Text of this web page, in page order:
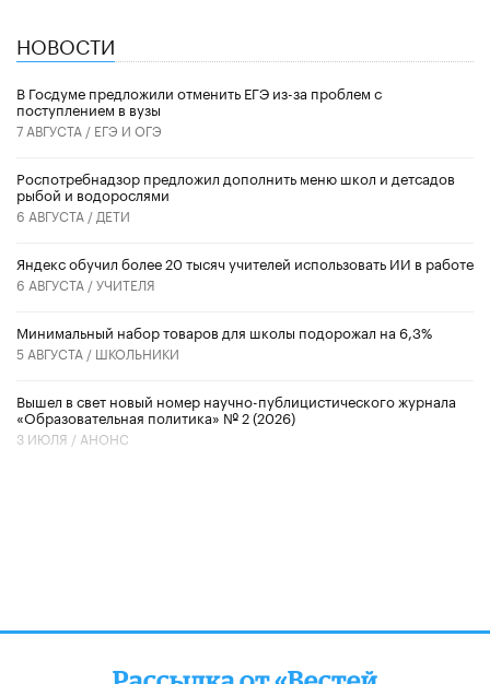
НОВОСТИ
В Госдуме предложили отменить ЕГЭ из-за проблем с
поступлением в вузы
7 АВГУСТА / ЕГЭ И ОГЭ
Роспотребнадзор предложил дополнить меню школ и детсадов
рыбой и водорослями
6 АВГУСТА / ДЕТИ
​Яндекс обучил более 20 тысяч учителей использовать ИИ в работе
6 АВГУСТА /УЧИТЕЛЯ
Минимальный набор товаров для школы подорожал на 6,3%
5 АВГУСТА / ШКОЛЬНИКИ
Вышел в свет новый номер научно-публицистического журнала
«Образовательная политика» № 2 (2026)
3 ИЮЛЯ / АНОНС